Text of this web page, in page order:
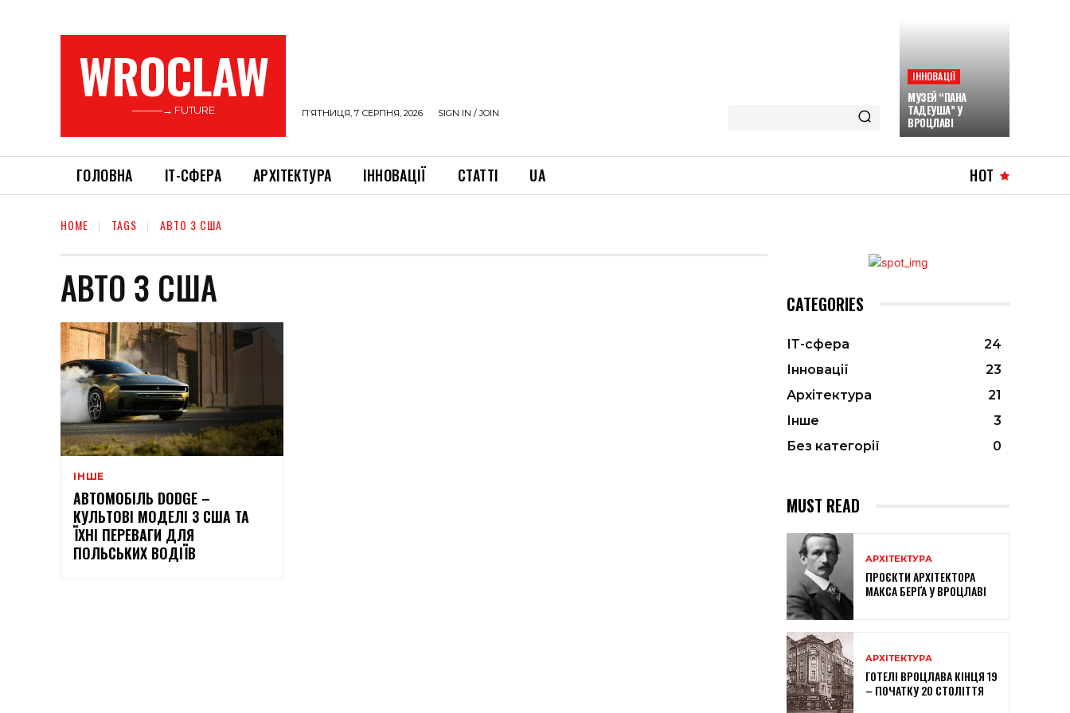
WROCLAW
———→ FUTURE П’ЯТНИЦЯ, 7 СЕРПНЯ, 2026 SIGN IN / JOIN
ІННОВАЦІЇ
МУЗЕЙ “ПАНА
ТАДЕУША” У
ВРОЦЛАВІ
ГОЛОВНА ІТ-СФЕРА АРХІТЕКТУРА ІННОВАЦІЇ СТАТТІ UA HOT
HOME TAGS АВТО З США
АВТО З США
ІНШЕ
АВТОМОБІЛЬ DODGE –
КУЛЬТОВІ МОДЕЛІ З США ТА
ЇХНІ ПЕРЕВАГИ ДЛЯ
ПОЛЬСЬКИХ ВОДІЇВ
CATEGORIES
ІТ-сфера
24
Інновації
23
Архітектура
21
Інше
3
Без категорії
0
MUST READ
АРХІТЕКТУРА
ПРОЄКТИ АРХІТЕКТОРА
МАКСА БЕРҐА У ВРОЦЛАВІ
АРХІТЕКТУРА
ГОТЕЛІ ВРОЦЛАВА КІНЦЯ 19
– ПОЧАТКУ 20 СТОЛІТТЯ